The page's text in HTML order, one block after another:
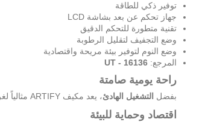
توفير ذكي للطاقة
جهاز تحكم عن بعد بشاشة LCD
تقنية متطورة للتحكم الدقيق
وضع التجفيف لتقليل الرطوبة
وضع النوم لتوفير بيئة مريحة واقتصادية
المرجع: 16136 - UT
راحة يومية صامتة
بفضل التشغيل الهادئ، يعد مكيف ARTIFY مثالياً لغرف النوم ومكاتب العمل حيث تستمتع بدرجة حرارة مثالية دون أي إزعاج.
اقتصاد وحماية للبيئة